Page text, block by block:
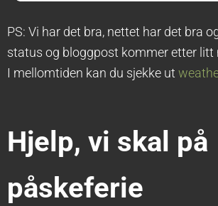
PS: Vi har det bra, nettet har det bra
status og bloggpost kommer etter litt
I mellomtiden kan du sjekke ut
Hjelp, vi skal på
påskeferie